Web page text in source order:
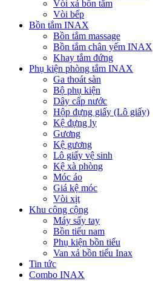
Vòi xả bồn tắm
Vòi bếp
Bồn tắm INAX
Bồn tắm massage
Bồn tắm chân yếm INAX
Khay tắm đứng
Phụ kiện phòng tắm INAX
Ga thoát sàn
Bộ phụ kiện
Dây cấp nước
Hộp đựng giấy (Lô giấy)
Kệ đựng ly
Gương
Kệ gương
Lô giấy vệ sinh
Kệ xà phòng
Móc áo
Giá kệ móc
Vòi xịt
Khu công cộng
Máy sấy tay
Bồn tiểu nam
Phụ kiện bồn tiểu
Van xả bồn tiểu Inax
Tin tức
Combo INAX